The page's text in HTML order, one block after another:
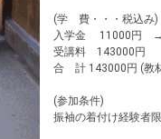
(学 費・・・税込み)
入学金 11000円
受講料 143000円
合 計 143000円 (教
(参加条件)
振袖の着付け経験者